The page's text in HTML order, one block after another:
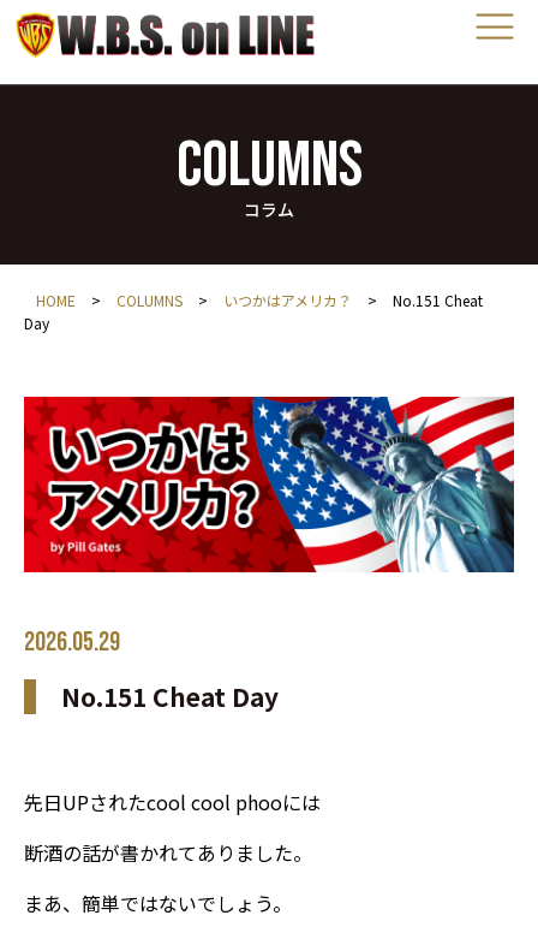
COLUMNS
コラム
HOME > COLUMNS > いつかはアメリカ？ >
No.151 Cheat
Day
2026.05.29
No.151 Cheat Day
先日UPされたcool cool phooには
断酒の話が書かれてありました。
まあ、簡単ではないでしょう。